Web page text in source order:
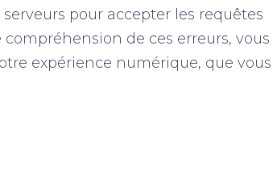
pour accepter les requêtes
de ces erreurs, vous
expérience numérique, que vous